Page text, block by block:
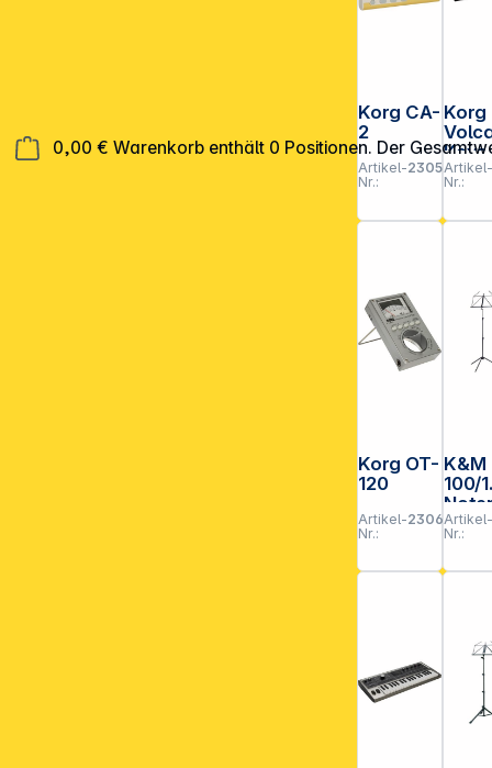
0,00 € Warenkorb enthält 0 Positionen. Der
Korg CA-
2
Artikel-
Nr.:
230591
Korg
Keys
Artikel-
Nr.:
Korg OT-
120
Artikel-
Nr.:
230612
K&M
100/1
t
Artikel-
Nr.:
**EVP =